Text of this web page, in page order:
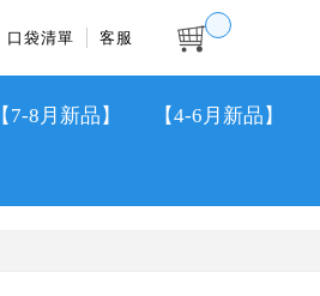
口袋清單 客服
【7-8月新品】 【4-6月新品】